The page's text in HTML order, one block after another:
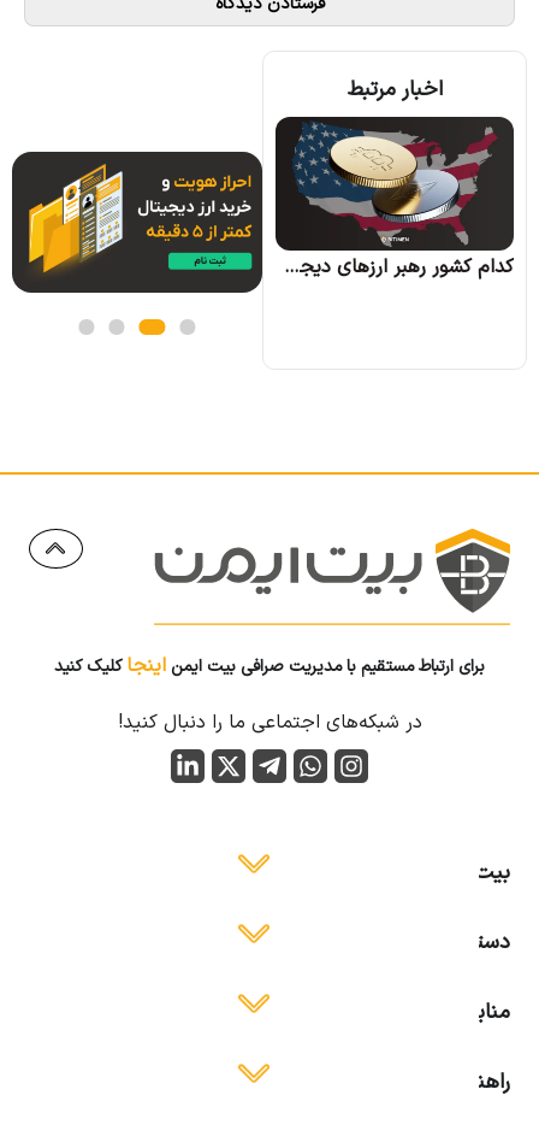
اخبار مرتبط
کدام کشور رهبر ارزهای دیجیتال خواهد شد؟
برای ارتباط مستقیم با مدیریت صرافی بیت ایمن اینجاکلیک کنید
در شبکه‌های اجتماعی ما را دنبال کنید!
بیت ایمن
دسترسی آسان
منابع آموزشی
راهنمای استفاده